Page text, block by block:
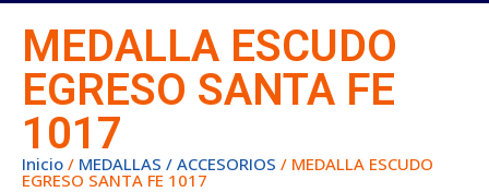
MEDALLA ESCUDO
EGRESO SANTA FE
1017
Inicio / MEDALLAS / ACCESORIOS / MEDALLA ESCUDO
EGRESO SANTA FE 1017